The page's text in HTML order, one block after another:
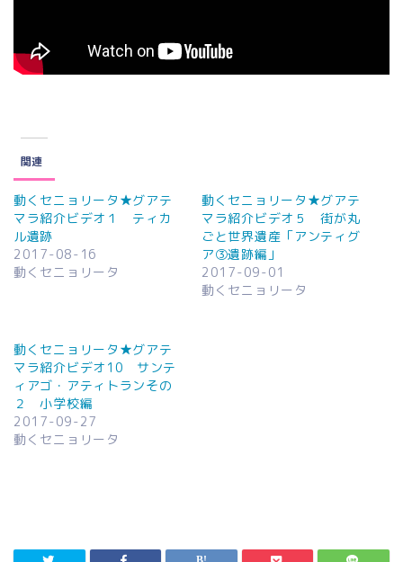
関連
動くセニョリータ★グアテ
マラ紹介ビデオ１ ティカ
ル遺跡
2017-08-16
動くセニョリータ
動くセニョリータ★グアテ
マラ紹介ビデオ５ 街が丸
ごと世界遺産「アンティグ
ア③遺跡編」
2017-09-01
動くセニョリータ
動くセニョリータ★グアテ
マラ紹介ビデオ10 サンテ
ィアゴ・アティトランその
２ 小学校編
2017-09-27
動くセニョリータ